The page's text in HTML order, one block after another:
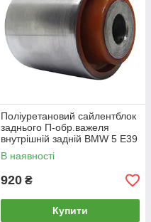
Поліуретановий сайлентблок
заднього П-обр.важеля
внутрішній задній BMW 5 E39
Універсал 14мм, PP-0602d
В наявності
920 ₴
Купити